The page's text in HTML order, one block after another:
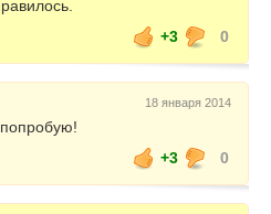
+3
0
18 января 2014
+3
0